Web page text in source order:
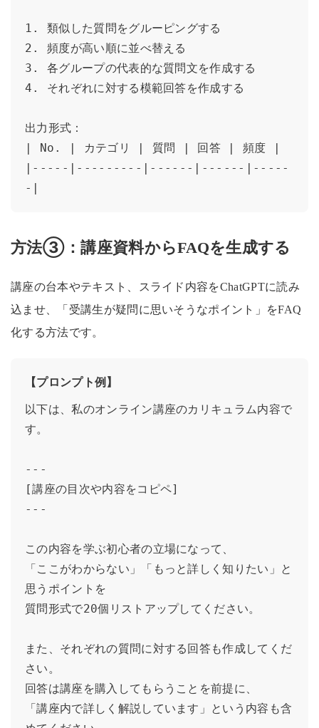
1. 類似した質問をグルーピングする
2. 頻度が高い順に並べ替える
3. 各グループの代表的な質問文を作成する
4. それぞれに対する模範回答を作成する
出力形式：
| No. | カテゴリ | 質問 | 回答 | 頻度 |
|-----|---------|------|------|-----
-|
方法③：講座資料からFAQを生成する
講座の台本やテキスト、スライド内容をChatGPTに読み
込ませ、「受講生が疑問に思いそうなポイント」をFAQ
化する方法です。
【プロンプト例】
以下は、私のオンライン講座のカリキュラム内容で
す。
---
[講座の目次や内容をコピペ]
---
この内容を学ぶ初心者の立場になって、
「ここがわからない」「もっと詳しく知りたい」と
思うポイントを
質問形式で20個リストアップしてください。
また、それぞれの質問に対する回答も作成してくだ
さい。
回答は講座を購入してもらうことを前提に、
「講座内で詳しく解説しています」という内容も含